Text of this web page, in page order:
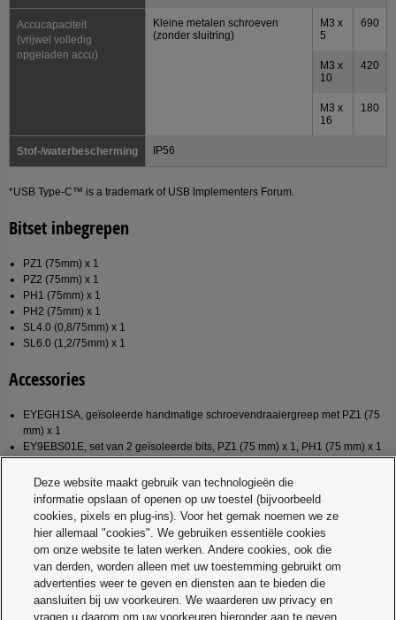
Accucapaciteit
(vrijwel volledig
opgeladen accu)
Kleine metalen schroeven
(zonder sluitring)
M3 x
5
690
M3 x
10
420
M3 x
16
180
Stof-/waterbescherming IP56
*USB Type-C™ is a trademark of USB lmplementers Forum.
Bitset inbegrepen
PZ1 (75mm) x 1
PZ2 (75mm) x 1
PH1 (75mm) x 1
PH2 (75mm) x 1
SL4.0 (0,8/75mm) x 1
SL6.0 (1,2/75mm) x 1
Accessories
EYEGH1SA, geïsoleerde handmatige schroevendraaiergreep met PZ1 (75
mm) x 1
EY9EBS01E, set van 2 geïsoleerde bits, PZ1 (75 mm) x 1, PH1 (75 mm) x 1
EY9EBS03E, set van 2 geïsoleerde bits, SL4.0 (0,8/75 mm) x 1, SL6.0
(1,2/75 mm) x 1
Product downloads
Brochures
Description
Release
date
File
size
Language
Deze website maakt gebruik van technologieën die
informatie opslaan of openen op uw toestel (bijvoorbeeld
cookies, pixels en plug-ins). Voor het gemak noemen we ze
hier allemaal "cookies". We gebruiken essentiële cookies
om onze website te laten werken. Andere cookies, ook die
van derden, worden alleen met uw toestemming gebruikt om
advertenties weer te geven en diensten aan te bieden die
aansluiten bij uw voorkeuren. We waarderen uw privacy en
vragen u daarom om uw voorkeuren hieronder aan te geven.